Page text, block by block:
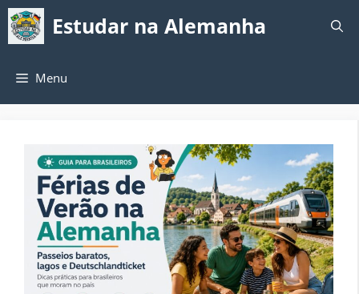
Pular
para
conteúdo
Estudar na Alemanha
Menu